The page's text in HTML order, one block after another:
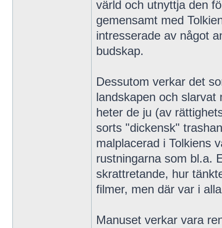
värld och utnyttja den
gemensamt med
intresserade av något
budskap.
Dessutom verkar det
landskapen och
heter de ju (av
sorts "dickensk"
malplacerad i Tolkiens
rustningarna som bl.a.
skrattretande, hur
filmer, men där var i
Manuset verkar vara